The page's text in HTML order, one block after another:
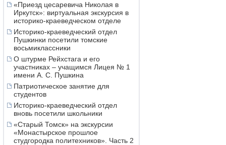
«Приезд цесаревича Николая в
Иркутск»: виртуальная экскурсия в
историко-краеведческом отделе
Историко-краеведческий отдел
Пушкинки посетили томские
восьмиклассники
О штурме Рейхстага и его
участниках – учащимся Лицея № 1
имени А. С. Пушкина
Патриотическое занятие для
студентов
Историко-краеведческий отдел
вновь посетили школьники
«Старый Томск» на экскурсии
«Монастырское прошлое
студгородка политехников». Часть 2